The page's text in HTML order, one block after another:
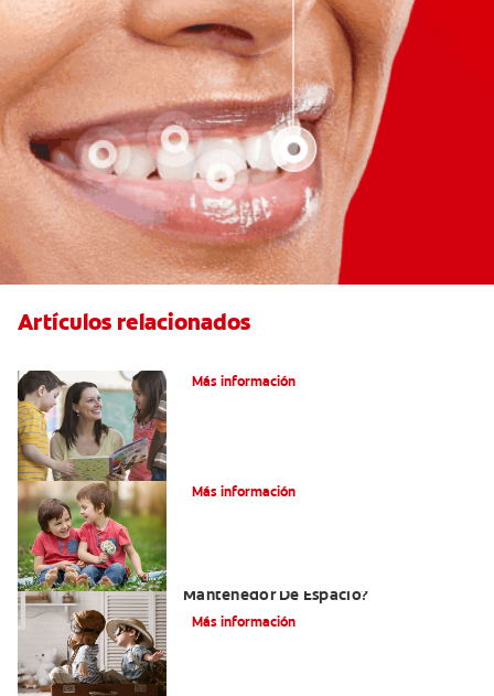
Artículos relacionados
Más información
Más información
Mantenedor De Espacio?
Más información